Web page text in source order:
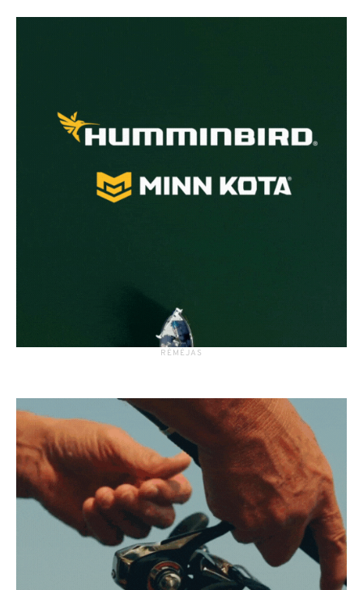
RĖMĖJAS